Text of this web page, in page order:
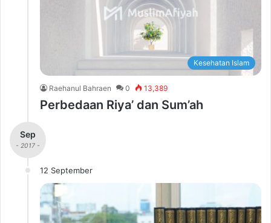
Kesehatan Islam
Raehanul Bahraen 0 13,389
Perbedaan Riya’ dan Sum’ah
Sep
- 2017 -
12 September